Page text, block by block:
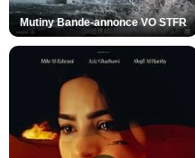
Mutiny Bande-annonce VO STFR